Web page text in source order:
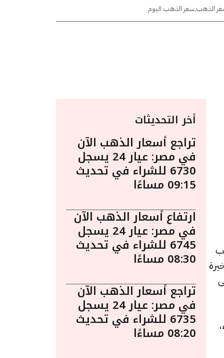
الذهب,سعر الذهب اليوم
الذهب
أخر التحديثات
تراجع أسعار الذهب الآن
في مصر: عيار 24 يسجل
6730 للشراء في تحديث
09:15 مساءًا
ارتفاع أسعار الذهب الآن
في مصر: عيار 24 يسجل
6745 للشراء في تحديث
08:30 مساءًا
تراجع أسعار الذهب الآن
في مصر: عيار 24 يسجل
6735 للشراء في تحديث
08:20 مساءًا